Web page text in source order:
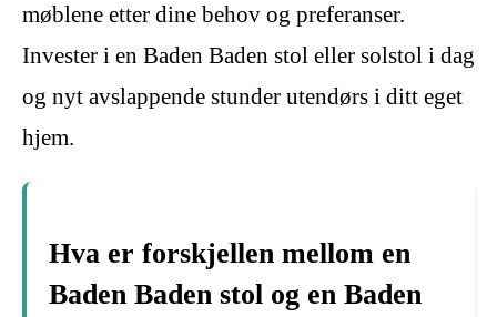
møblene etter dine behov og preferanser.
Invester i en Baden Baden stol eller solstol i dag
og nyt avslappende stunder utendørs i ditt eget
hjem.
Hva er forskjellen mellom en
Baden Baden stol og en Baden